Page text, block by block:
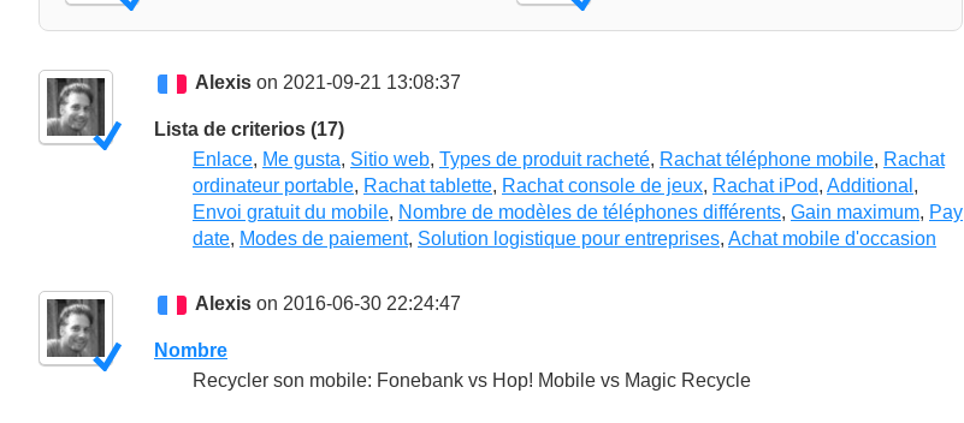
Alexis on 2021-09-21 13:08:37
Lista de criterios (17)
Enlace, Me gusta, Sitio web, Types de produit racheté, Rachat téléphone mobile, Rachat
ordinateur portable, Rachat tablette, Rachat console de jeux, Rachat iPod, Additional ,
Envoi gratuit du mobile, Nombre de modèles de téléphones différents, Gain maximum, Pay
date, Modes de paiement, Solution logistique pour entreprises, Achat mobile d'occasion
Alexis on 2016-06-30 22:24:47
Nombre
Recycler son mobile: Fonebank vs Hop! Mobile vs Magic Recycle